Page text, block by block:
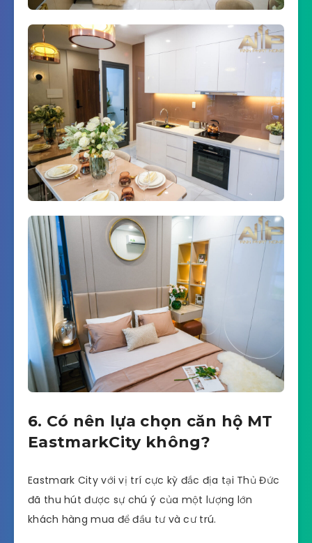
6. Có nên lựa chọn căn hộ MT
EastmarkCity không?
Eastmark City với vị trí cực kỳ đắc địa tại Thủ Đức
đã thu hút được sự chú ý của một lượng lớn
khách hàng mua để đầu tư và cư trú.